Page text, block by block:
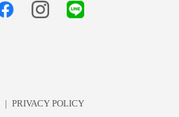
PRIVACY POLICY